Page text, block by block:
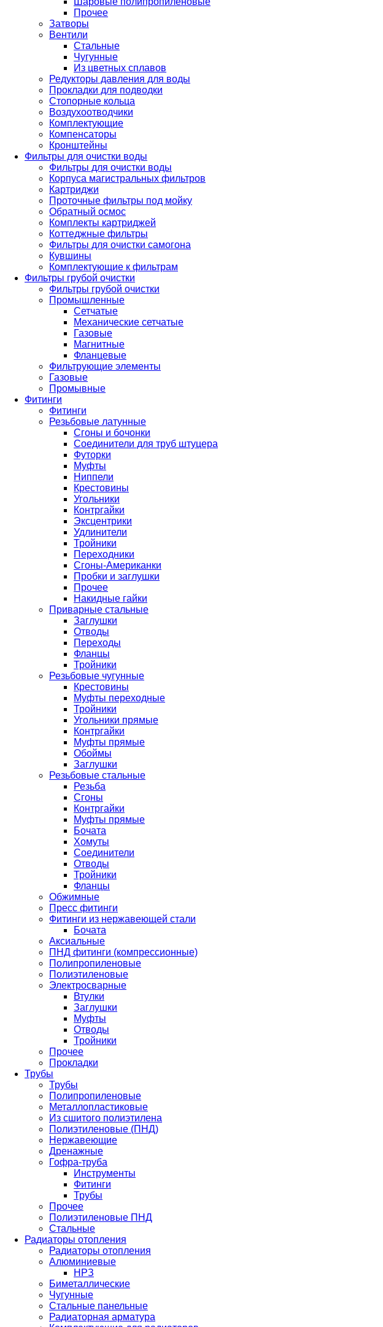
Прочее
Затворы
Вентили
Стальные
Чугунные
Из цветных сплавов
Редукторы давления для воды
Прокладки для подводки
Стопорные кольца
Воздухоотводчики
Комплектующие
Компенсаторы
Кронштейны
Фильтры для очистки воды
Фильтры для очистки воды
Корпуса магистральных фильтров
Картриджи
Проточные фильтры под мойку
Обратный осмос
Комплекты картриджей
Коттеджные фильтры
Фильтры для очистки самогона
Кувшины
Комплектующие к фильтрам
Фильтры грубой очистки
Фильтры грубой очистки
Промышленные
Сетчатые
Механические сетчатые
Газовые
Магнитные
Фланцевые
Фильтрующие элементы
Газовые
Промывные
Фитинги
Фитинги
Резьбовые латунные
Сгоны и бочонки
Соединители для труб штуцера
Футорки
Муфты
Ниппели
Крестовины
Угольники
Контргайки
Эксцентрики
Удлинители
Тройники
Переходники
Сгоны-Американки
Пробки и заглушки
Прочее
Накидные гайки
Приварные стальные
Заглушки
Отводы
Переходы
Фланцы
Тройники
Резьбовые чугунные
Крестовины
Муфты переходные
Тройники
Угольники прямые
Контргайки
Муфты прямые
Обоймы
Заглушки
Резьбовые стальные
Резьба
Сгоны
Контргайки
Муфты прямые
Бочата
Хомуты
Соединители
Отводы
Тройники
Фланцы
Обжимные
Пресс фитинги
Фитинги из нержавеющей стали
Бочата
Аксиальные
ПНД фитинги (компрессионные)
Полипропиленовые
Полиэтиленовые
Электросварные
Втулки
Заглушки
Муфты
Отводы
Тройники
Прочее
Прокладки
Трубы
Трубы
Полипропиленовые
Металлопластиковые
Из сшитого полиэтилена
Полиэтиленовые (ПНД)
Нержавеющие
Дренажные
Гофра-труба
Инструменты
Фитинги
Трубы
Прочее
Полиэтиленовые ПНД
Стальные
Радиаторы отопления
Радиаторы отопления
Алюминиевые
НРЗ
Биметаллические
Чугунные
Стальные панельные
Радиаторная арматура